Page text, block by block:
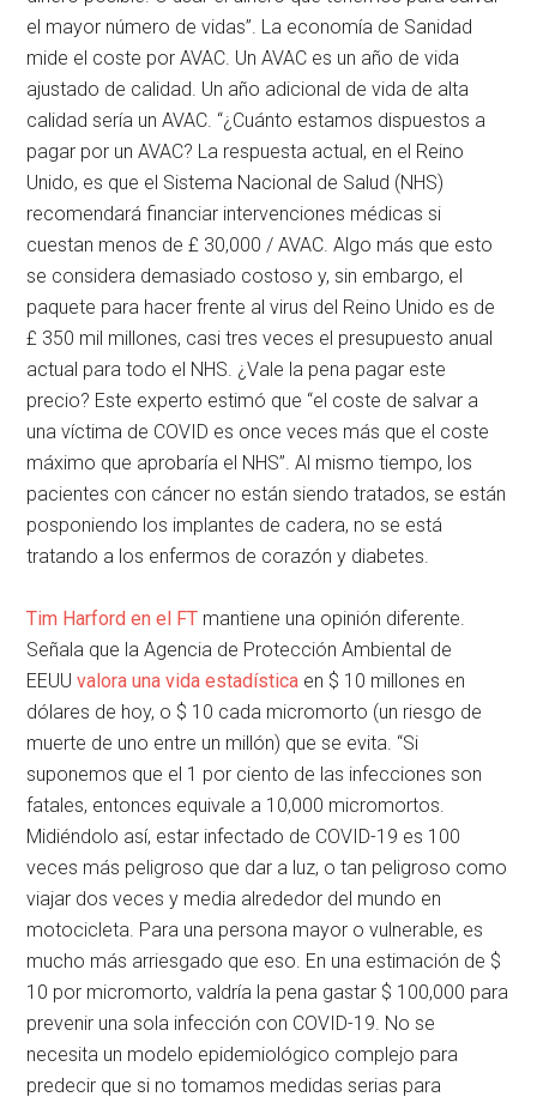
el mayor número de vidas”. La economía de Sanidad
mide el coste por AVAC. Un AVAC es un año de vida
ajustado de calidad. Un año adicional de vida de alta
calidad sería un AVAC. “¿Cuánto estamos dispuestos a
pagar por un AVAC? La respuesta actual, en el Reino
Unido, es que el Sistema Nacional de Salud (NHS)
recomendará financiar intervenciones médicas si
cuestan menos de £ 30,000 / AVAC. Algo más que esto
se considera demasiado costoso y, sin embargo, el
paquete para hacer frente al virus del Reino Unido es de
£ 350 mil millones, casi tres veces el presupuesto anual
actual para todo el NHS. ¿Vale la pena pagar este
precio? Este experto estimó que “el coste de salvar a
una víctima de COVID es once veces más que el coste
máximo que aprobaría el NHS”. Al mismo tiempo, los
pacientes con cáncer no están siendo tratados, se están
posponiendo los implantes de cadera, no se está
tratando a los enfermos de corazón y diabetes.
Tim Harford en el FT mantiene una opinión diferente.
Señala que la Agencia de Protección Ambiental de
EEUUvalora una vida estadística en $ 10 millones en
dólares de hoy, o $ 10 cada micromorto (un riesgo de
muerte de uno entre un millón) que se evita. “Si
suponemos que el 1 por ciento de las infecciones son
fatales, entonces equivale a 10,000 micromortos.
Midiéndolo así, estar infectado de COVID-19 es 100
veces más peligroso que dar a luz, o tan peligroso como
viajar dos veces y media alrededor del mundo en
motocicleta. Para una persona mayor o vulnerable, es
mucho más arriesgado que eso. En una estimación de $
10 por micromorto, valdría la pena gastar $ 100,000 para
prevenir una sola infección con COVID-19. No se
necesita un modelo epidemiológico complejo para
predecir que si no tomamos medidas serias para